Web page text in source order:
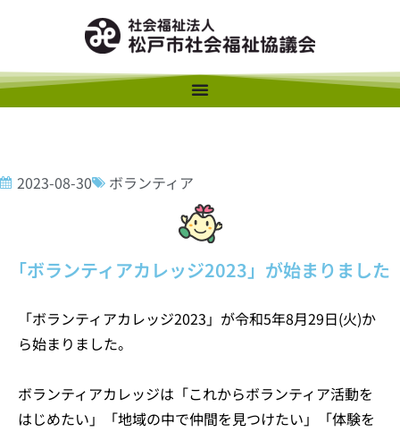
2023-08-30 ボランティア
「ボランティアカレッジ2023」が始まりました
「ボランティアカレッジ2023」が令和5年8月29日(火)か
ら始まりました。
ボランティアカレッジは「これからボランティア活動を
はじめたい」「地域の中で仲間を見つけたい」「体験を